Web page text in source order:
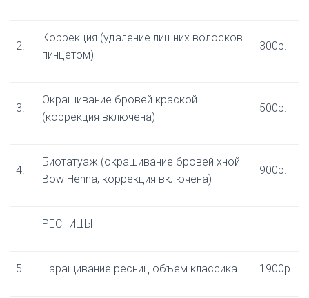
2.
Коррекция (удаление лишних волосков
пинцетом)
300р.
3.
Окрашивание бровей краской
(коррекция включена)
500р.
4.
Биотатуаж (окрашивание бровей хной
Bow Henna, коррекция включена)
900р.
РЕСНИЦЫ
5. Наращивание ресниц объем классика 1900р.